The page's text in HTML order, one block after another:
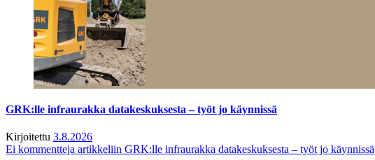
GRK:lle infraurakka datakeskuksesta – työt jo käynnissä
Kirjoitettu 3.8.2026
Ei kommentteja artikkeliin GRK:lle infraurakka datakeskuksesta – työt jo käynnissä